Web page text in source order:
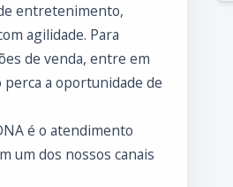
entretenimento,
agilidade. Para
de venda, entre em
a oportunidade de
é o atendimento
um dos nossos canais